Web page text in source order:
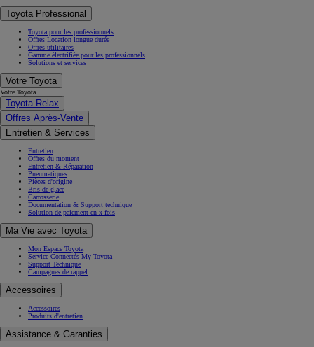
Toyota Professional
Toyota pour les professionnels
Offres Location longue durée
Offres utilitaires
Gamme électrifiée pour les professionnels
Solutions et services
Votre Toyota
Votre Toyota
Toyota Relax
Offres Après-Vente
Entretien & Services
Entretien
Offres du moment
Entretien & Réparation
Pneumatiques
Pièces d'origine
Bris de glace
Carrosserie
Documentation & Support technique
Solution de paiement en x fois
Ma Vie avec Toyota
Mon Espace Toyota
Service Connectés My Toyota
Support Technique
Campagnes de rappel
Accessoires
Accessoires
Produits d'entretien
Assistance & Garanties